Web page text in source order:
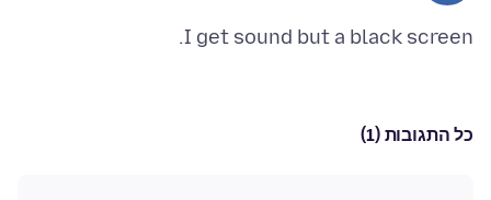
I get sound but a black screen.
כל התגובות (1)